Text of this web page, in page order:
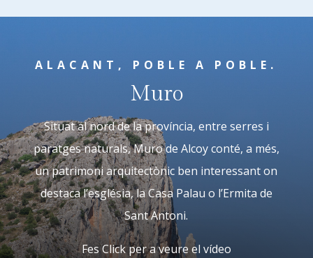
ALACANT, POBLE A POBLE.
Muro
Situat al nord de la província, entre serres i
paratges naturals, Muro de Alcoy conté, a més,
un patrimoni arquitectònic ben interessant on
destaca l’església, la Casa Palau o l’Ermita de
Sant Antoni.
Fes Click per a veure el vídeo